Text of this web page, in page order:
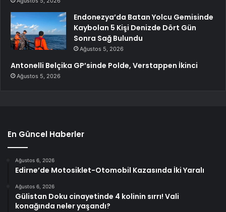
Endonezya’da Batan Yolcu Gemisinde
Kaybolan 5 Kişi Denizde Dört Gün
Sonra Sağ Bulundu
Ağustos 5, 2026
Antonelli Belçika GP’sinde Polde, Verstappen İkinci
Ağustos 5, 2026
En Güncel Haberler
Ağustos 6, 2026
Edirne’de Motosiklet-Otomobil Kazasında İki Yaralı
Ağustos 6, 2026
Gülistan Doku cinayetinde 4 kolinin sırrı! Vali
konağında neler yaşandı?